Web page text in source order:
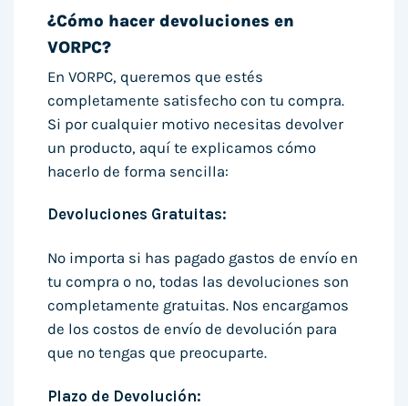
¿Cómo hacer devoluciones en
VORPC?
En VORPC, queremos que estés
completamente satisfecho con tu compra.
Si por cualquier motivo necesitas devolver
un producto, aquí te explicamos cómo
hacerlo de forma sencilla:
Devoluciones Gratuitas:
No importa si has pagado gastos de envío en
tu compra o no, todas las devoluciones son
completamente gratuitas. Nos encargamos
de los costos de envío de devolución para
que no tengas que preocuparte.
Plazo de Devolución: